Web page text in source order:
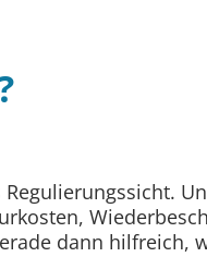
dann hilfreich,